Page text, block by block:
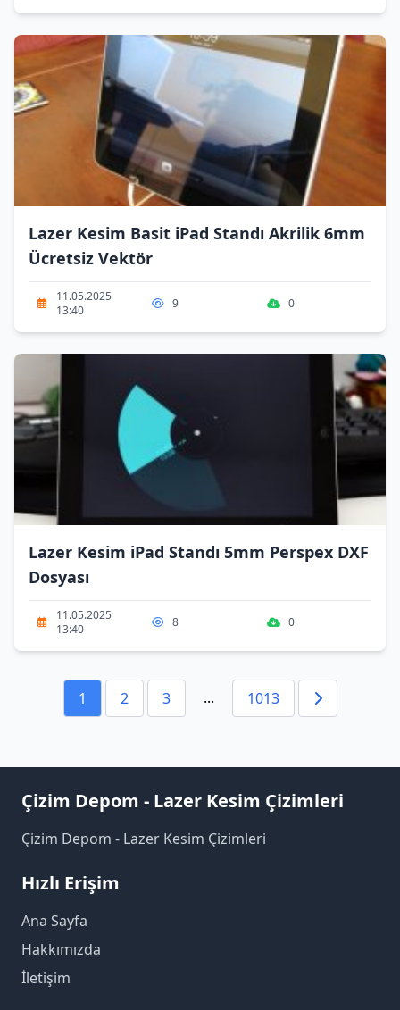
Lazer Kesim Basit iPad Standı Akrilik 6mm
Ücretsiz Vektör
11.05.2025
13:40
9 0
Lazer Kesim iPad Standı 5mm Perspex DXF
Dosyası
11.05.2025
13:40
8 0
1 2 3 ... 1013
Çizim Depom - Lazer Kesim Çizimleri
Çizim Depom - Lazer Kesim Çizimleri
Hızlı Erişim
Ana Sayfa
Hakkımızda
İletişim